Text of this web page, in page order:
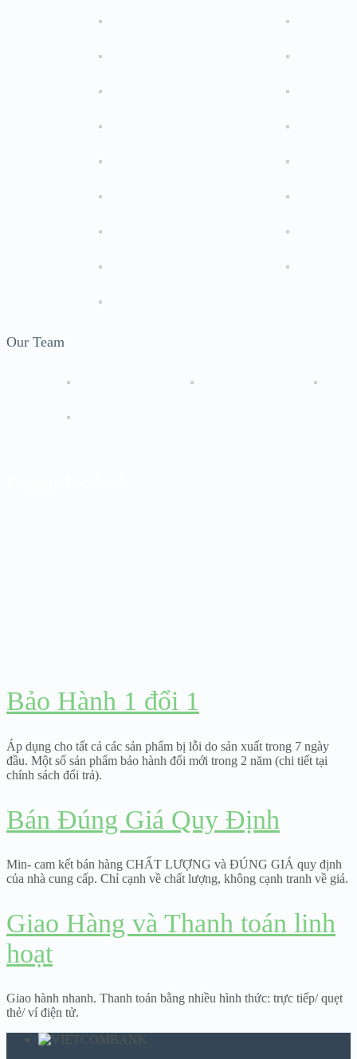
Our Team
Bảo Hành 1 đổi 1
Áp dụng cho tất cả các sản phẩm bị lỗi do sản xuất trong 7 ngày
đầu. Một số sản phẩm bảo hành đổi mới trong 2 năm (chi tiết tại
chính sách đổi trả).
Bán Đúng Giá Quy Định
Min- cam kết bán hàng CHẤT LƯỢNG và ĐÚNG GIÁ quy định
của nhà cung cấp. Chỉ cạnh về chất lượng, không cạnh tranh về giá.
Giao Hàng và Thanh toán linh
hoạt
Giao hành nhanh. Thanh toán bằng nhiều hình thức: trực tiếp/ quẹt
thẻ/ ví điện tử.